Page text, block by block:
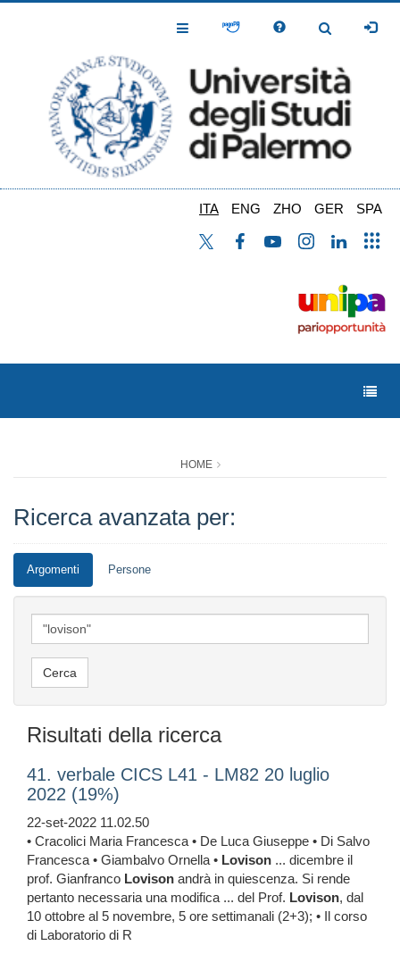
Toggle
Toggle
ITA ENG ZHO GER SPA
HOME
Ricerca avanzata per:
Argomenti Persone
Risultati della ricerca
41. verbale CICS L41 - LM82 20 luglio
2022 (19%)
22-set-2022 11.02.50
• Cracolici Maria Francesca • De Luca Giuseppe • Di Salvo
Francesca • Giambalvo Ornella • Lovison ... dicembre il
prof. Gianfranco Lovison andrà in quiescenza. Si rende
pertanto necessaria una modifica ... del Prof. Lovison, dal
10 ottobre al 5 novembre, 5 ore settimanali (2+3); • Il corso
di Laboratorio di R